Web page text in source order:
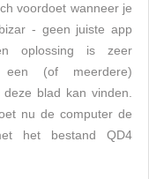
voordoet wanneer je
- geen juiste app
oplossing is zeer
een (of meerdere)
blad kan vinden.
nu de computer de
het bestand QD4